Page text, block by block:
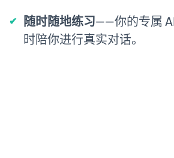
随时随地练习——你的专属
时陪你进行真实对话。